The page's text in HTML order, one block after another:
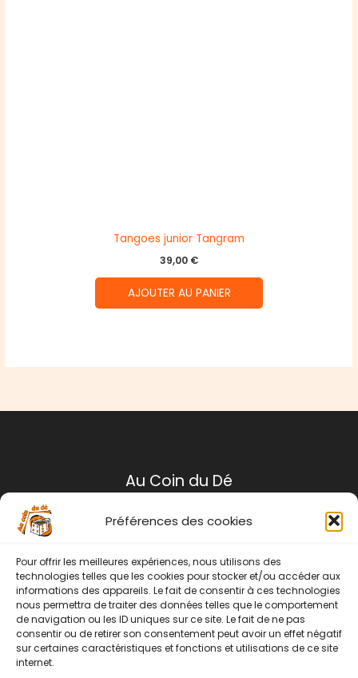
Préférences des cookies
Pour offrir les meilleures expériences, nous utilisons des
technologies telles que les cookies pour stocker et/ou accéder aux
informations des appareils. Le fait de consentir à ces technologies
nous permettra de traiter des données telles que le comportement
de navigation ou les ID uniques sur ce site. Le fait de ne pas
consentir ou de retirer son consentement peut avoir un effet négatif
sur certaines caractéristiques et fonctions et utilisations de ce site
internet.
Tangoes junior Tangram
39,00 €
AJOUTER AU PANIER
Au Coin du Dé
Conditions générales de ventes
Politique de retour
Contact
Instagram Facebook